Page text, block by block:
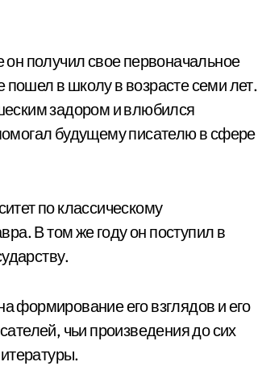
получил свое первоначальное
в школу в возрасте семи лет.
задором и влюбился
будущему писателю в сфере
по классическому
В том же году он поступил в
формирование его взглядов и его
чьи произведения до сих